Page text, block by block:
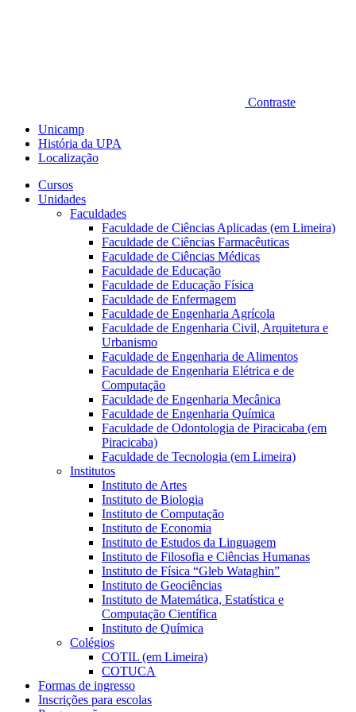
Contraste
Unicamp
História da UPA
Localização
Cursos
Unidades
Faculdades
Faculdade de Ciências Aplicadas (em Limeira)
Faculdade de Ciências Farmacêuticas
Faculdade de Ciências Médicas
Faculdade de Educação
Faculdade de Educação Física
Faculdade de Enfermagem
Faculdade de Engenharia Agrícola
Faculdade de Engenharia Civil, Arquitetura e
Urbanismo
Faculdade de Engenharia de Alimentos
Faculdade de Engenharia Elétrica e de
Computação
Faculdade de Engenharia Mecânica
Faculdade de Engenharia Química
Faculdade de Odontologia de Piracicaba (em
Piracicaba)
Faculdade de Tecnologia (em Limeira)
Institutos
Instituto de Artes
Instituto de Biologia
Instituto de Computação
Instituto de Economia
Instituto de Estudos da Linguagem
Instituto de Filosofia e Ciências Humanas
Instituto de Física “Gleb Wataghin”
Instituto de Geociências
Instituto de Matemática, Estatística e
Computação Científica
Instituto de Química
Colégios
COTIL (em Limeira)
COTUCA
Formas de ingresso
Inscrições para escolas